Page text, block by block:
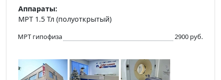
Аппараты:
МРТ 1.5 Тл (полуоткрытый)
МРТ гипофиза 2900 руб.